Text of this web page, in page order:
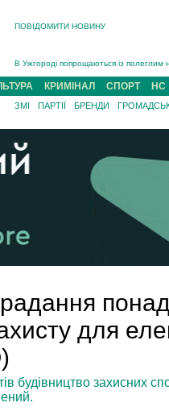
ПОВІДОМИТИ НОВИНУ
В Ужгороді попрощаються із полеглим
В Ужгороді 5 серпня попрощаються
Підтвердили загибель захисника із
На війні з рф поліг військовий з
На Хустщині внаслідок ДТП за участі
Інструктора районного ТЦК на
КРИМІНАЛ СПОРТ НС
ЗМІ ПАРТІЇ БРЕНДИ
для
будівництво захисних